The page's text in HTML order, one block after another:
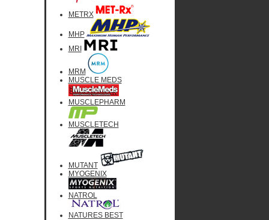
METRX
MHP
MRI
MRM
MUSCLE MEDS
MUSCLEPHARM
MUSCLETECH
MUTANT
MYOGENIX
NATROL
NATURES BEST